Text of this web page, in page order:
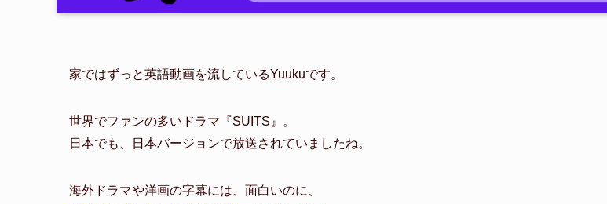
家ではずっと英語動画を流しているYuukuです。
世界でファンの多いドラマ『SUITS』。
日本でも、日本バージョンで放送されていましたね。
海外ドラマや洋画の字幕には、面白いのに、